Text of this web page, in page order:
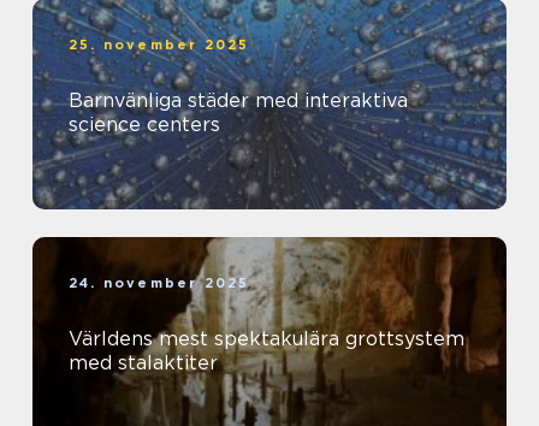
25. november 2025
Barnvänliga städer med interaktiva
science centers
24. november 2025
Världens mest spektakulära grottsystem
med stalaktiter